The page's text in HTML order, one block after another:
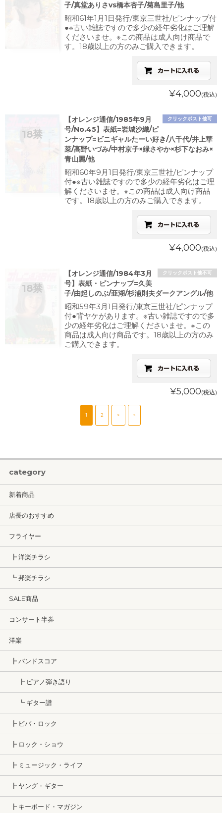
子/真堂ありさvs橋本杏子/菊島里子/他
昭和61年1月1日発行/東京三世社/ピンナップ付
●※古い雑誌ですので多少の経年劣化はご理解
くださいませ。※この商品は成人向け商品で
す。18歳以上の方のみご購入できます。
¥4,000(税込)
クリックポスト他可
【オレンジ通信/1985年9月
号/No.45】表紙=岩城沙織/ピ
ンナップ=ビニギャルたーい好き/八千代/井上華
菜/高野いづみ/中村京子×緑さやか×杉下なおみ×
青山麗/他
昭和60年9月1日発行/東京三世社/ピンナップ
付●※古い雑誌ですので多少の経年劣化はご理
解くださいませ。※この商品は成人向け商品
です。18歳以上の方のみご購入できます。
¥4,000(税込)
クリックポスト他不可
【オレンジ通信/1984年3月
号】表紙・ピンナップ=久美
子/由起しのぶ/亜湖/杉浦則夫ダークアングル/他
昭和59年3月1日発行/東京三世社/ピンナップ
付●背ヤケがあります。※古い雑誌ですので多
少の経年劣化はご理解くださいませ。※この
商品は成人向け商品です。18歳以上の方のみ
ご購入できます。
¥5,000(税込)
1 2 > »
category
新着商品
店長のおすすめ
フライヤー
┣ 洋楽チラシ
┗ 邦楽チラシ
SALE商品
コンサート半券
洋楽
┣ バンドスコア
┣ ピアノ弾き語り
┗ ギター譜
┣ ビバ・ロック
┣ ロック・ショウ
┣ ミュージック・ライフ
┣ ヤング・ギター
┣ キーボード・マガジン